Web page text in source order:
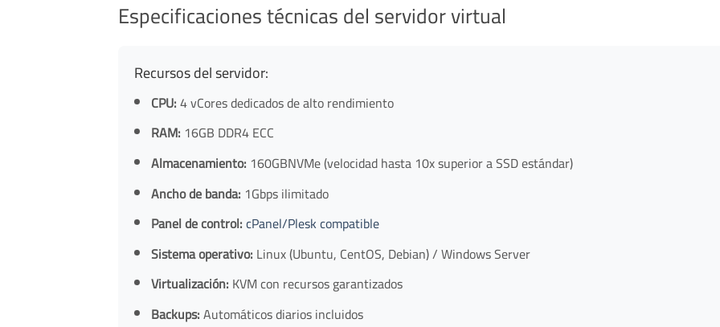
Especificaciones técnicas del servidor virtual
Recursos del servidor:
CPU:4 vCores dedicados de alto rendimiento
RAM: 16GB DDR4 ECC
Almacenamiento: 160GBNVMe (velocidad hasta 10x superior a SSD estándar)
Ancho de banda: 1Gbps ilimitado
Panel de control:cPanel/Plesk compatible
Sistema operativo: Linux (Ubuntu, CentOS, Debian) / Windows Server
Virtualización: KVM con recursos garantizados
Backups:Automáticos diarios incluidos